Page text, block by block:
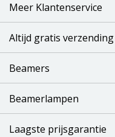
Meer Klantenservice
Altijd gratis verzending
Beamers
Beamerlampen
Laagste prijsgarantie